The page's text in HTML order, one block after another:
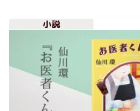
小説